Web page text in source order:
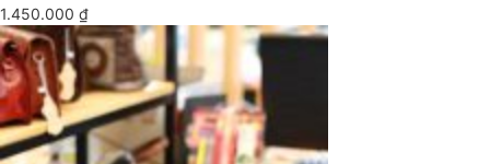
1.450.000 ₫